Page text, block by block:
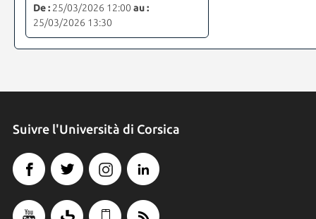
De :25/03/2026 12:00 au :
25/03/2026 13:30
Suivre l'Università di Corsica